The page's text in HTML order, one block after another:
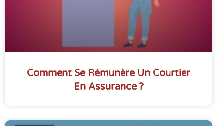
Comment Se Rémunère Un Courtier
En Assurance ?